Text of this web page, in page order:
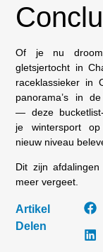
Of je nu
gletsjertocht in
raceklassieker in
panorama’s in
— deze
je wintersport
nieuw niveau
Dit zijn
meer vergeet.
Artikel
Delen